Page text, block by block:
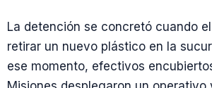
La detención se concretó cuando
retirar un nuevo plástico en la
ese momento, efectivos